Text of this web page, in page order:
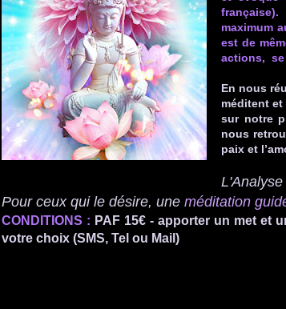
française).
maximum
est de
actions, se
En nous
méditent
sur notre
nous
paix et
Pour ceux qui le désire, une méditation
CONDITIONS : PAF 15€ - apporter un met et
votre choix (SMS, Tel ou Mail)